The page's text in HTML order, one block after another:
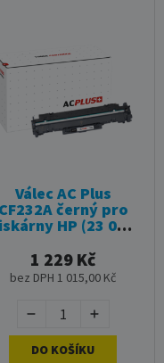
Válec AC Plus
CF232A černý pro
HP (23 000
1 229 Kč
bez DPH 1 015,00 Kč
DO KOŠÍKU